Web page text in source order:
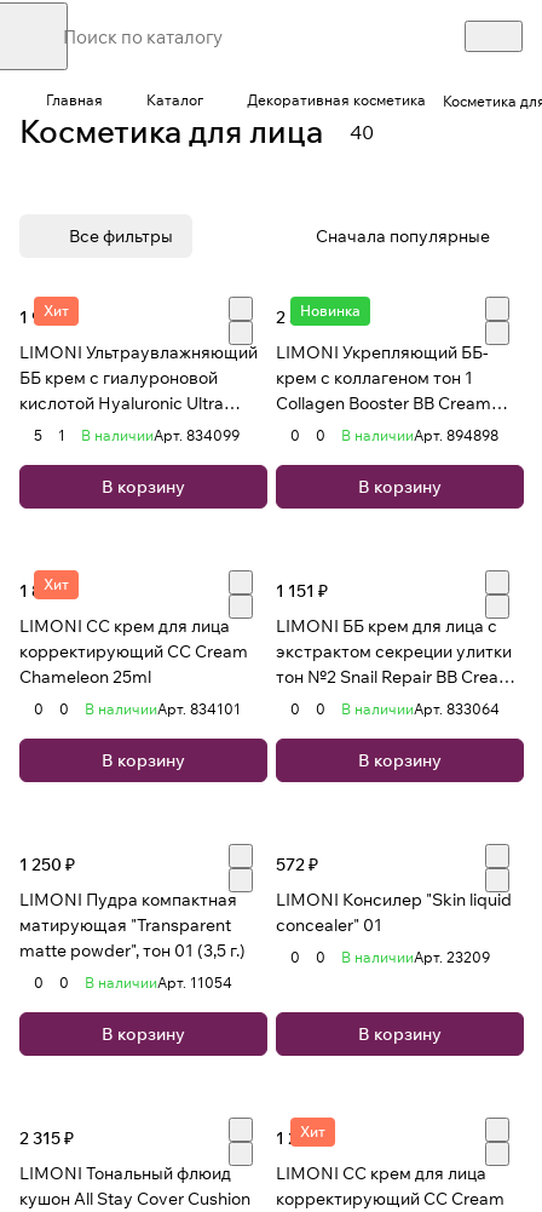
Главная Каталог Декоративная косметика Косметика
Косметика для лица 40
кремы
товаров
крем
товара
ны
товаров
Пудры
товаров
а
товаров
илер
корр
товара
Все фильтры Сначала популярные
Хит
1 917 ₽
LIMONI Ультраувлажняющий
ББ крем с гиалуроновой
кислотой Hyaluronic Ultra
Moisture BB Cream 50ml
5 1 В наличииАрт. 834099
В корзину
Новинка
2 559 ₽
LIMONI Укрепляющий ББ-
крем с коллагеном тон 1
Collagen Booster BB Cream
50ml
0 0 В наличииАрт. 894898
В корзину
Хит
1 870 ₽
LIMONI CC крем для лица
корректирующий CC Cream
Chameleon 25ml
0 0 В наличииАрт. 834101
В корзину
1 151 ₽
LIMONI ББ крем для лица с
экстрактом секреции улитки
тон №2 Snail Repair BB Cream
25ml
0 0 В наличииАрт. 833064
В корзину
1 250 ₽
LIMONI Пудра компактная
матирующая "Transparent
matte powder", тон 01 (3,5 г.)
0 0 В наличииАрт. 11054
В корзину
572 ₽
LIMONI Консилер "Skin liquid
concealer" 01
0 0 В наличииАрт. 23209
В корзину
2 315 ₽
LIMONI Тональный флюид
кушон All Stay Cover Cushion
Хит
1 222 ₽
LIMONI CC крем для лица
корректирующий CC Cream